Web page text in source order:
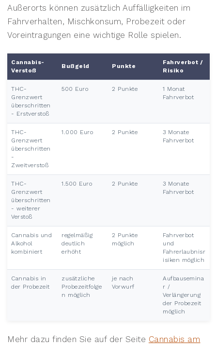
Außerorts können zusätzlich Auffälligkeiten im
Fahrverhalten, Mischkonsum, Probezeit oder
Voreintragungen eine wichtige Rolle spielen.
Cannabis-
Verstoß
Bußgeld Punkte
Fahrverbot /
Risiko
THC-
Grenzwert
überschritten
- Erstverstoß
500 Euro 2 Punkte
1 Monat
Fahrverbot
THC-
Grenzwert
überschritten
-
Zweitverstoß
1.000 Euro 2 Punkte
3 Monate
Fahrverbot
THC-
Grenzwert
überschritten
- weiterer
Verstoß
1.500 Euro 2 Punkte
3 Monate
Fahrverbot
Cannabis und
Alkohol
kombiniert
regelmäßig
deutlich
erhöht
2 Punkte
möglich
Fahrverbot
und
Fahrerlaubnisr
isiken möglich
Cannabis in
der Probezeit
zusätzliche
Probezeitfolge
n möglich
je nach
Vorwurf
Aufbausemina
r /
Verlängerung
der Probezeit
möglich
Mehr dazu finden Sie auf der Seite Cannabis am